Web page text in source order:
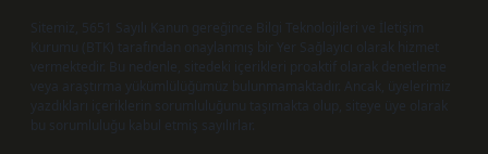
Sitemiz, 5651 Sayılı Kanun gereğince Bilgi Teknolojileri ve İletişim
Kurumu (BTK) tarafından onaylanmış bir Yer Sağlayıcı olarak hizmet
vermektedir. Bu nedenle, sitedeki içerikleri proaktif olarak denetleme
veya araştırma yükümlülüğümüz bulunmamaktadır. Ancak, üyelerimiz
yazdıkları içeriklerin sorumluluğunu taşımakta olup, siteye üye olarak
bu sorumluluğu kabul etmiş sayılırlar.